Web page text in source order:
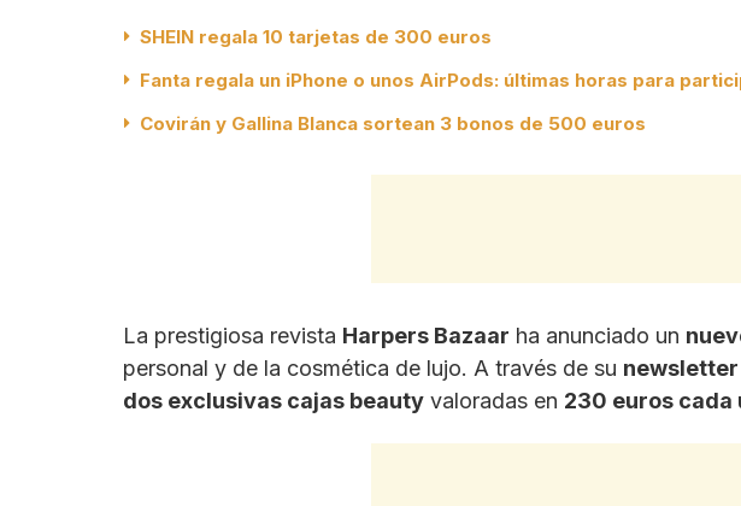
SHEIN regala 10 tarjetas de 300 euros
Fanta regala un iPhone o unos AirPods: últimas horas para
Covirán y Gallina Blanca sortean 3 bonos de 500 euros
La prestigiosa revista Harpers Bazaar ha anunciado un
personal y de la cosmética de lujo. A través de su
dos exclusivas cajas beauty valoradas en 230 euros cada